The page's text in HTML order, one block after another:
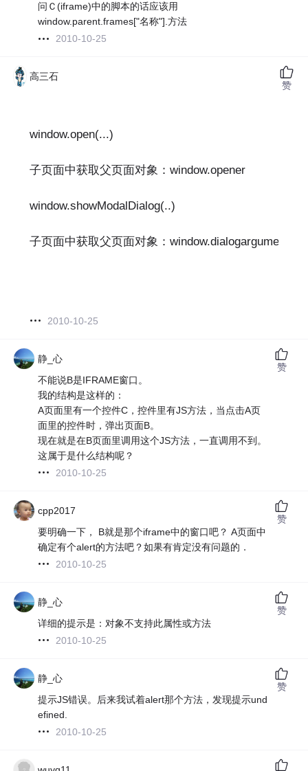
问Ｃ(iframe)中的脚本的话应该用
window.parent.frames["名称"].方法
2010-10-25
高三石
window.open(...)
子页面中获取父页面对象：window.opener
window.showModalDialog(..)
子页面中获取父页面对象：window.dialogargument
2010-10-25
赞
静_心
不能说B是IFRAME窗口。
我的结构是这样的：
A页面里有一个控件C，控件里有JS方法，当点击A页
面里的控件时，弹出页面B。
现在就是在B页面里调用这个JS方法，一直调用不到。
这属于是什么结构呢？
2010-10-25
赞
cpp2017
要明确一下， B就是那个iframe中的窗口吧？ A页面中
确定有个alert的方法吧？如果有肯定没有问题的．
2010-10-25
赞
静_心
详细的提示是：对象不支持此属性或方法
2010-10-25
赞
静_心
提示JS错误。后来我试着alert那个方法，发现提示und
efined.
2010-10-25
赞